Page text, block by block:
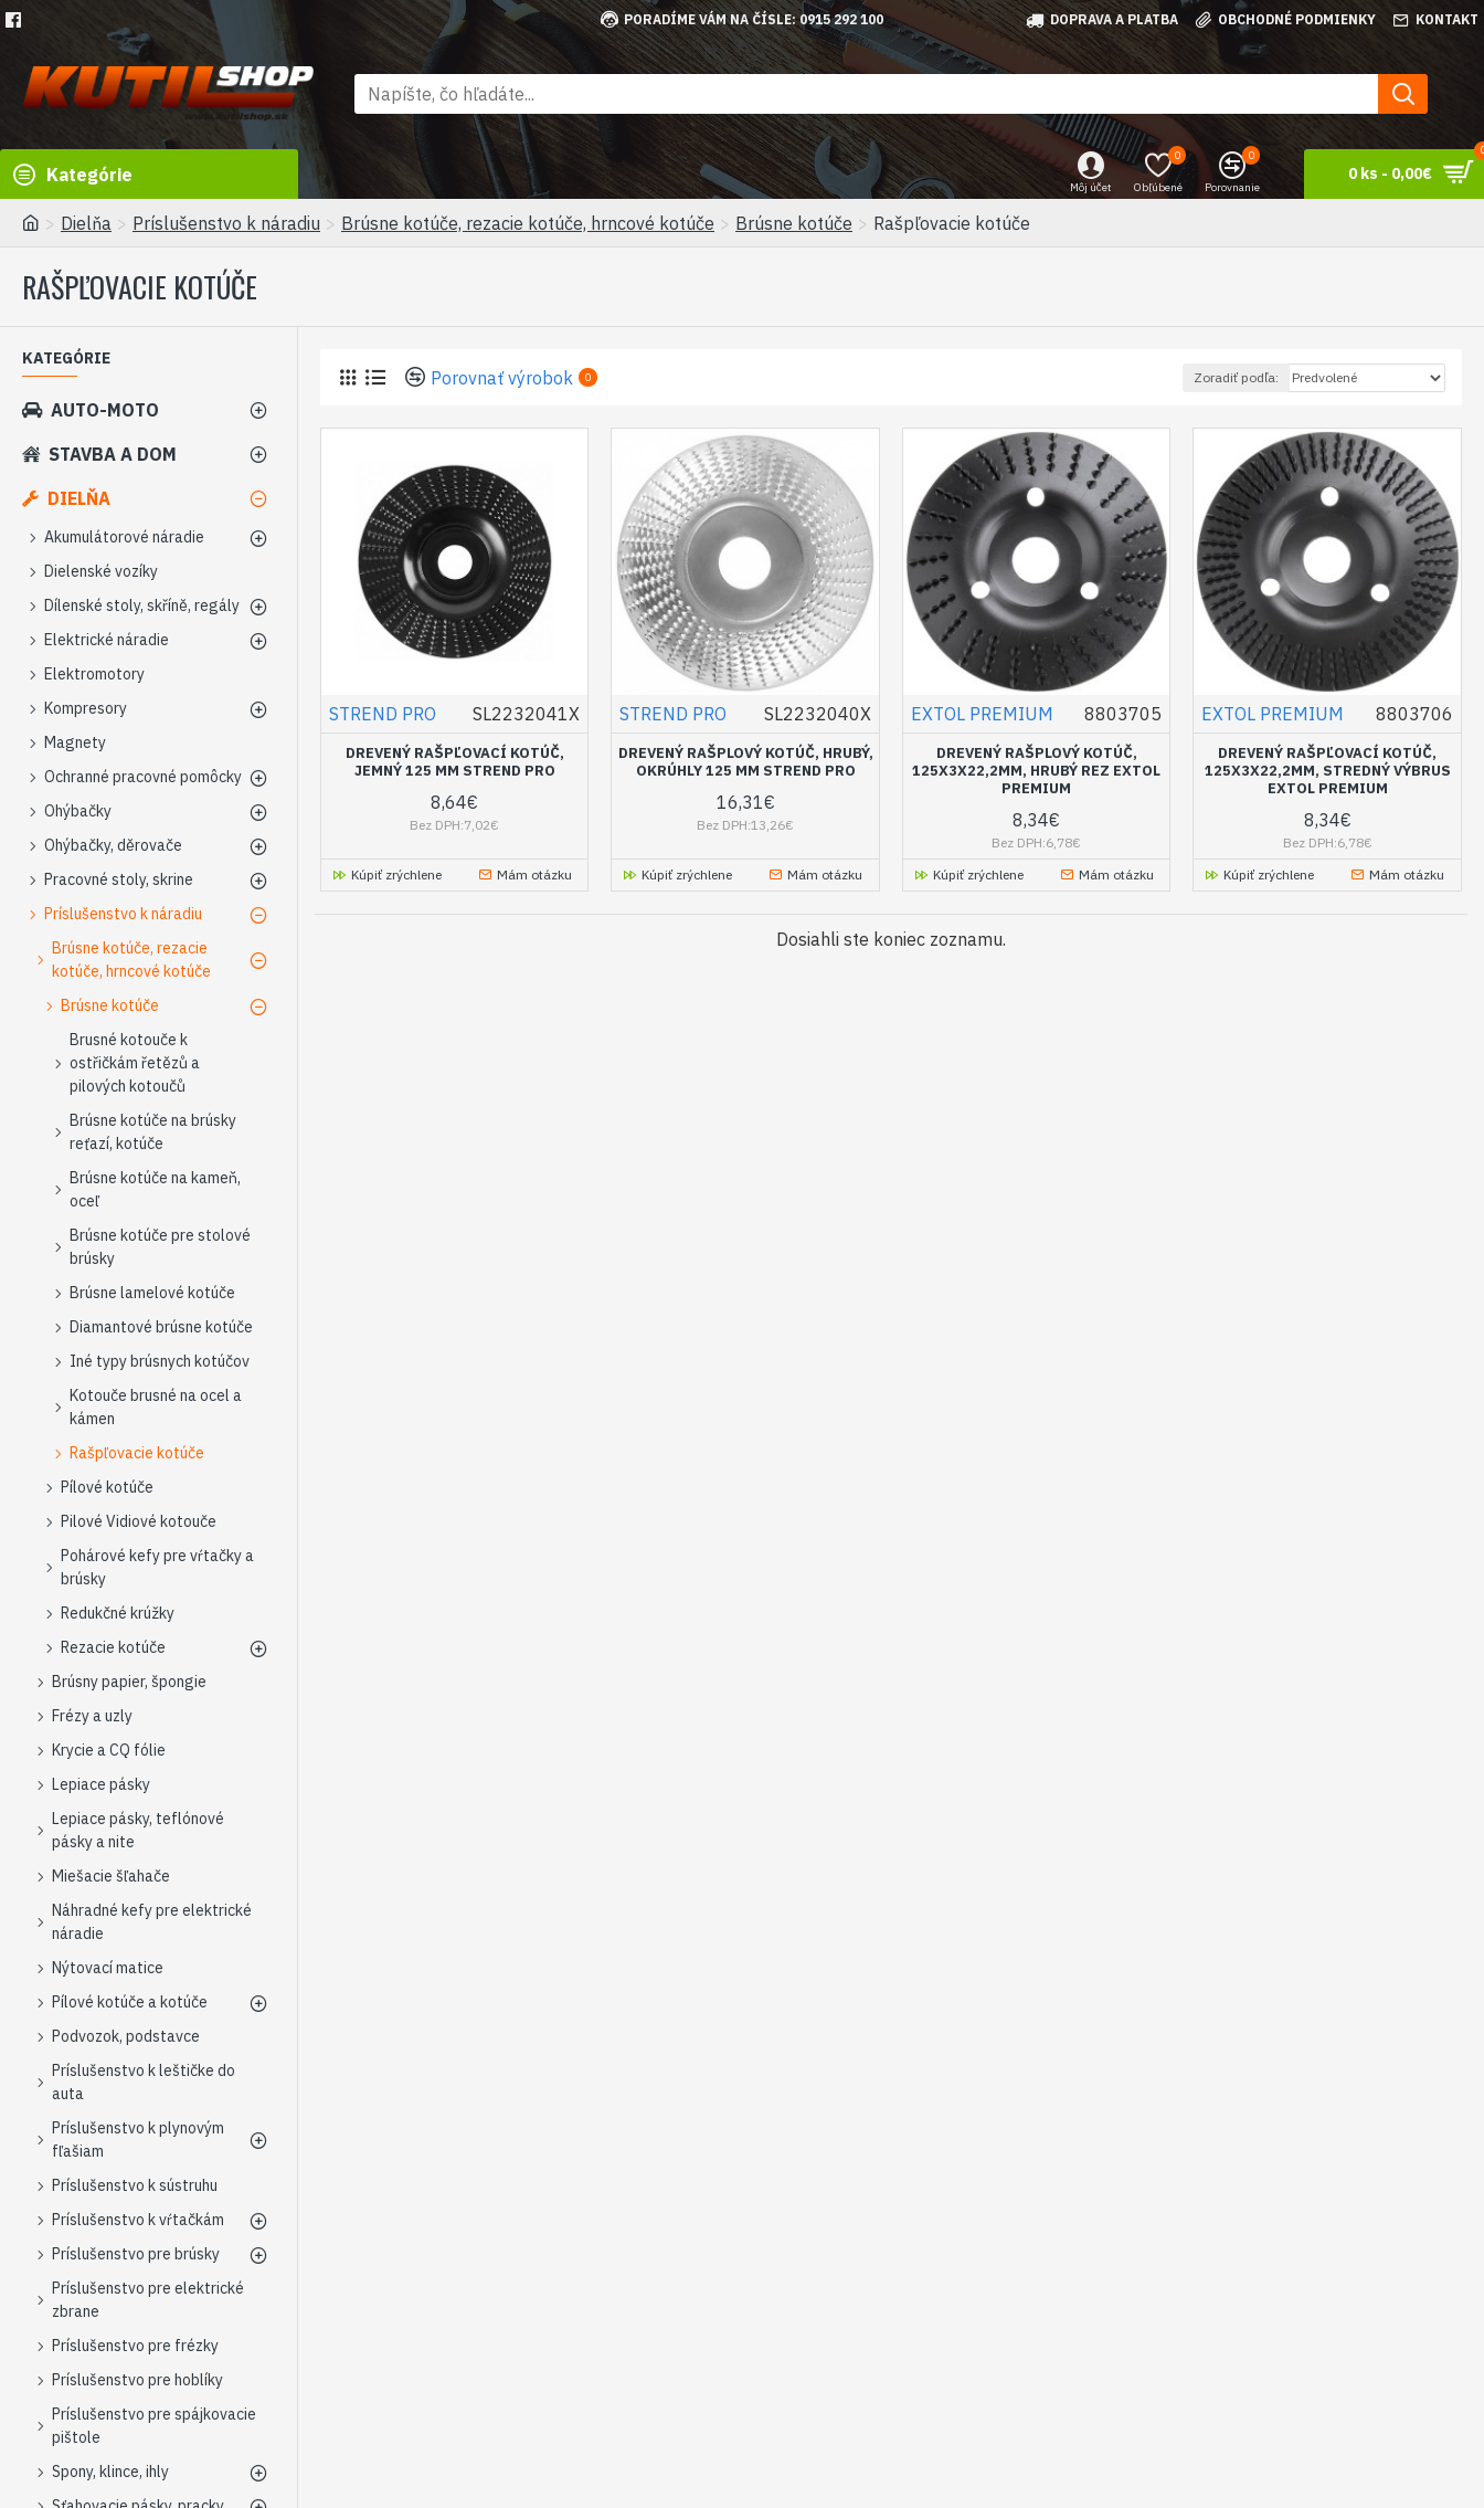
PORADÍME VÁM NA ČÍSLE: 0915 292 100 DOPRAVA A PLATBA OBCHODNÉ PODMIENKY KONTAKT
Kategórie
Môj účet Obľúbené
0
Porovnanie
0
0 ks - 0,00€
Dielňa Príslušenstvo k náradiu Brúsne kotúče, rezacie kotúče, hrncové kotúče Brúsne kotúče Rašpľovacie kotúče
RAŠPĽOVACIE KOTÚČE
KATEGÓRIE
AUTO-MOTO
STAVBA A DOM
DIELŇA
Akumulátorové náradie
Dielenské vozíky
Dílenské stoly, skříně, regály
Elektrické náradie
Elektromotory
Kompresory
Magnety
Ochranné pracovné pomôcky
Ohýbačky
Ohýbačky, děrovače
Pracovné stoly, skrine
Príslušenstvo k náradiu
Brúsne kotúče, rezacie
kotúče, hrncové kotúče
Brúsne kotúče
Brusné kotouče k
ostřičkám řetězů a
pilových kotoučů
Brúsne kotúče na brúsky
reťazí, kotúče
Brúsne kotúče na kameň,
oceľ
Brúsne kotúče pre stolové
brúsky
Brúsne lamelové kotúče
Diamantové brúsne kotúče
Iné typy brúsnych kotúčov
Kotouče brusné na ocel a
kámen
Rašpľovacie kotúče
Pílové kotúče
Pilové Vidiové kotouče
Pohárové kefy pre vŕtačky a
brúsky
Redukčné krúžky
Rezacie kotúče
Brúsny papier, špongie
Frézy a uzly
Krycie a CQ fólie
Lepiace pásky
Lepiace pásky, teflónové
pásky a nite
Miešacie šľahače
Náhradné kefy pre elektrické
náradie
Nýtovací matice
Pílové kotúče a kotúče
Podvozok, podstavce
Príslušenstvo k leštičke do
auta
Príslušenstvo k plynovým
fľašiam
Príslušenstvo k sústruhu
Príslušenstvo k vŕtačkám
Príslušenstvo pre brúsky
Príslušenstvo pre elektrické
zbrane
Príslušenstvo pre frézky
Príslušenstvo pre hoblíky
Príslušenstvo pre spájkovacie
pištole
Spony, klince, ihly
Porovnať výrobok 0 Zoradiť podľa:
STREND PRO SL2232041X
DREVENÝ RAŠPĽOVACÍ KOTÚČ,
JEMNÝ 125 MM STREND PRO
8,64€
Bez DPH:7,02€
Kúpiť zrýchlene Mám otázku
STREND PRO SL2232040X
DREVENÝ RAŠPLOVÝ KOTÚČ, HRUBÝ,
OKRÚHLY 125 MM STREND PRO
16,31€
Bez DPH:13,26€
Kúpiť zrýchlene Mám otázku
EXTOL PREMIUM 8803705
DREVENÝ RAŠPLOVÝ KOTÚČ,
125X3X22,2MM, HRUBÝ REZ EXTOL
PREMIUM
8,34€
Bez DPH:6,78€
Kúpiť zrýchlene
Mám otázku
EXTOL PREMIUM 8803706
DREVENÝ RAŠPĽOVACÍ KOTÚČ,
125X3X22,2MM, STREDNÝ VÝBRUS
EXTOL PREMIUM
8,34€
Bez DPH:6,78€
Kúpiť zrýchlene
Mám otázku
Dosiahli ste koniec zoznamu.